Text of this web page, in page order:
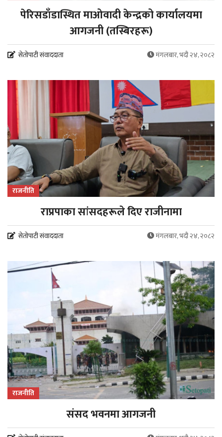
पेरिसडाँडास्थित माओवादी केन्द्रको कार्यालयमा
आगजनी (तस्बिरहरू)
सेतोपाटी संवाददाता मंगलबार, भदौ २४, २०८२
राजनीति
राप्रपाका सांसदहरूले दिए राजीनामा
सेतोपाटी संवाददाता मंगलबार, भदौ २४, २०८२
राजनीति
संसद भवनमा आगजनी